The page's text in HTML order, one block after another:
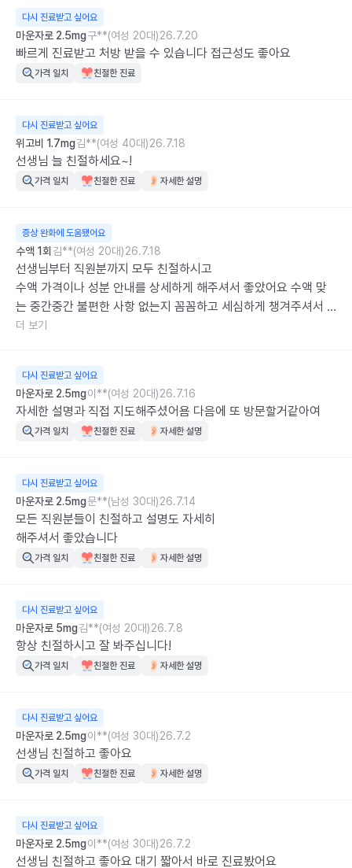
다시 진료받고 싶어요
마운자로 2.5mg구**(여성 20대)26.7.20
빠르게 진료받고 처방 받을 수 있습니다 접근성도 좋아요
가격 일치 친절한 진료
다시 진료받고 싶어요
위고비 1.7mg김**(여성 40대)26.7.18
선생님 늘 친절하세요~!
가격 일치 친절한 진료 자세한 설명
증상 완화에 도움됐어요
수액 1회 김**(여성 20대)26.7.18
선생님부터 직원분까지 모두 친절하시고
수액 가격이나 성분 안내를 상세하게 해주셔서 좋았어요 수액 맞
는 중간중간 불편한 사항 없는지 꼼꼼하고 세심하게 챙겨주셔서
덕분에 잘 맞고 갑니다
쳐지거나 힘들면 맞을 생각인데 그때도 연세 위더스 의원 재방문
의사 있을 정도로 만족스러웠습니다:)
더 보기
다시 진료받고 싶어요
마운자로 2.5mg이**(여성 20대)26.7.16
자세한 설명과 직접 지도해주셨어욤 다음에 또 방문할거같아여
가격 일치 친절한 진료 자세한 설명
다시 진료받고 싶어요
마운자로 2.5mg문**(남성 30대)26.7.14
모든 직원분들이 친절하고 설명도 자세히
해주셔서 좋았습니다
가격 일치 친절한 진료 자세한 설명
다시 진료받고 싶어요
마운자로 5mg김**(여성 20대)26.7.8
항상 친절하시고 잘 봐주십니다!
가격 일치 친절한 진료 자세한 설명
다시 진료받고 싶어요
마운자로 2.5mg이**(여성 30대)26.7.2
선생님 친절하고 좋아요
가격 일치 친절한 진료 자세한 설명
다시 진료받고 싶어요
마운자로 2.5mg이**(여성 30대)26.7.2
선생님 친절하고 좋아요 대기 짧아서 바로 진료봤어요